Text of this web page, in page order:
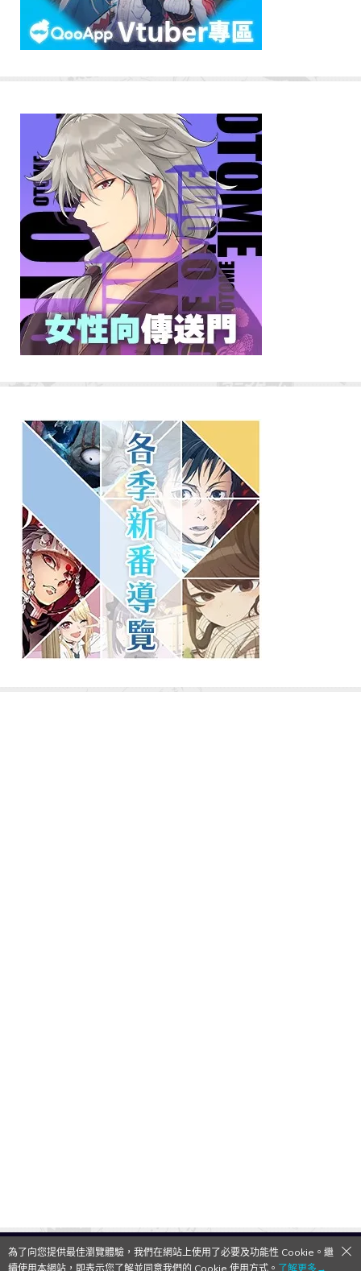
QooApp Limited © 2026
為了向您提供最佳瀏覽體驗，我們在網站上使用了必要及功能性 Cookie。繼
續使用本網站，即表示您了解並同意我們的 Cookie 使用方式。 了解更多→